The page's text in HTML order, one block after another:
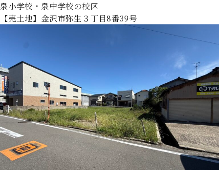
泉小学校・泉中学校の校区
【売土地】金沢市弥生３丁目8番39号